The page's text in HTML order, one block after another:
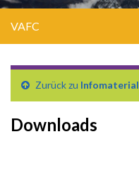
VAFC
Zurück zu Infomaterial
Downloads